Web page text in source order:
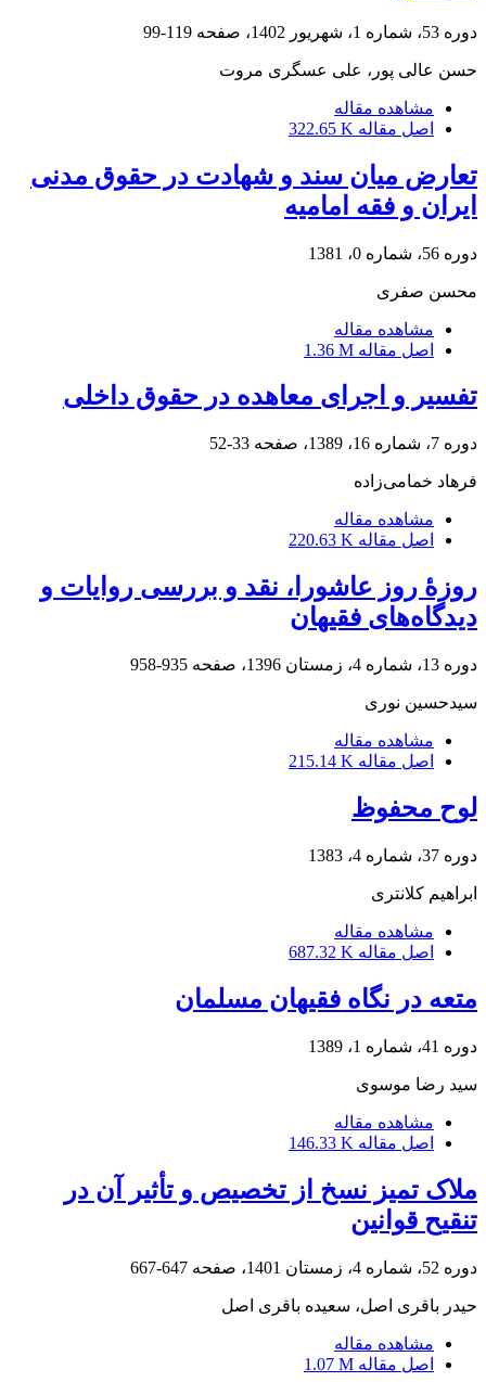
دوره 53، شماره 1، شهریور 1402، صفحه 119-99
حسن عالی پور، علی عسگری مروت
مشاهده مقاله
اصل مقاله 322.65 K
تعارض میان سند و شهادت در حقوق مدنی
ایران و فقه امامیه
دوره 56، شماره 0، 1381
محسن صفری
مشاهده مقاله
اصل مقاله 1.36 M
تفسیر و اجرای معاهده در حقوق داخلی
دوره 7، شماره 16، 1389، صفحه 33-52
فرهاد خمامی‌زاده
مشاهده مقاله
اصل مقاله 220.63 K
روزۀ روز عاشورا، نقد و بررسی روایات و
دیدگاه‌های فقیهان
دوره 13، شماره 4، زمستان 1396، صفحه 935-958
سیدحسین نوری
مشاهده مقاله
اصل مقاله 215.14 K
لوح محفوظ
دوره 37، شماره 4، 1383
ابراهیم کلانتری
مشاهده مقاله
اصل مقاله 687.32 K
متعه در نگاه فقیهان مسلمان
دوره 41، شماره 1، 1389
سید رضا موسوی
مشاهده مقاله
اصل مقاله 146.33 K
ملاک تمیز نسخ از تخصیص و تأثیر آن در
تنقیح قوانین
دوره 52، شماره 4، زمستان 1401، صفحه 647-667
حیدر باقری اصل، سعیده باقری اصل
مشاهده مقاله
اصل مقاله 1.07 M